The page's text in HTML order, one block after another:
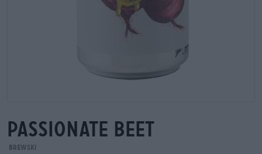
passionate beet
Brewski